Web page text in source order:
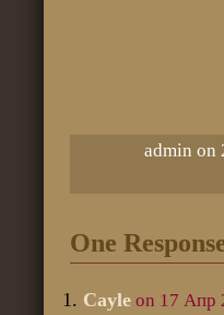
admin on
One
Cayle on 17 Апр